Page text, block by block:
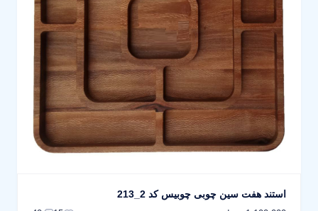
استند هفت سین چوبی چوبیس کد 2_213